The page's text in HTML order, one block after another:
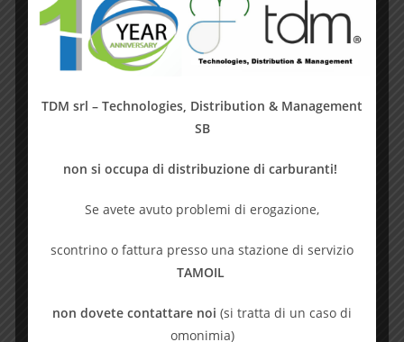
Prodotto:REF-TEC
TDM srl – Technologies, Distribution & Management
SB
non si occupa di distribuzione di carburanti!
Se avete avuto problemi di erogazione,
scontrino o fattura presso una stazione di servizio
TAMOIL
non dovete contattare noi (si tratta di un caso di
omonimia)